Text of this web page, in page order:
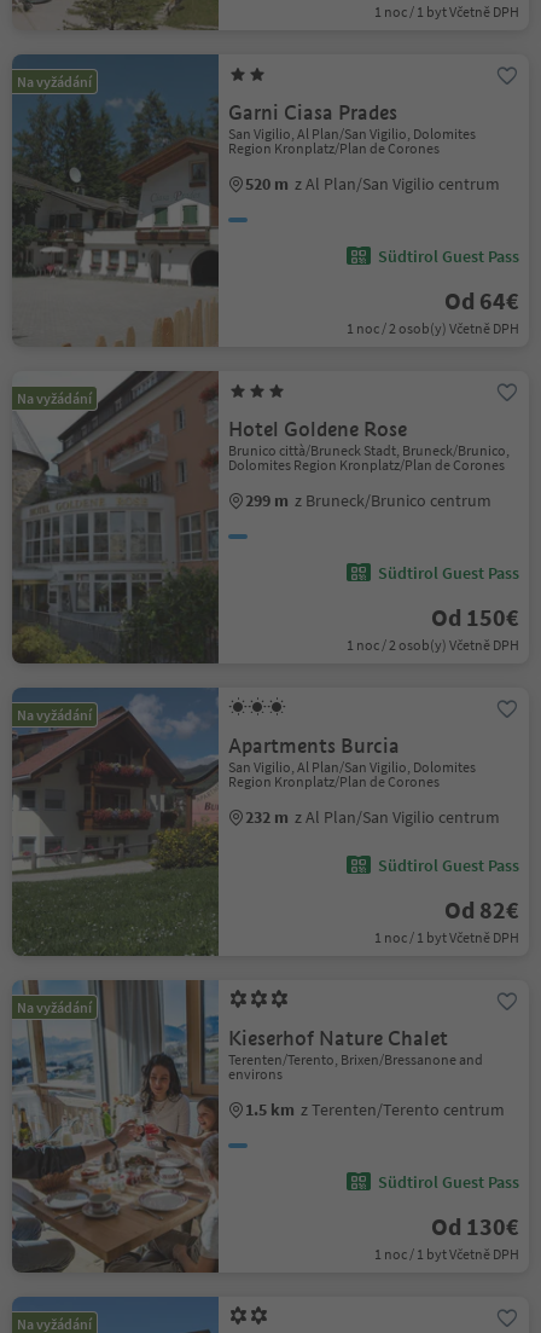
1 noc / 1 byt Včetně DPH
Na vyžádání
Garni Ciasa Prades
San Vigilio, Al Plan/San Vigilio, Dolomites
Region Kronplatz/Plan de Corones
520 m z Al Plan/San Vigilio centrum
Südtirol Guest Pass
Od 64€
1 noc / 2 osob(y) Včetně DPH
Na vyžádání
Hotel Goldene Rose
Brunico città/Bruneck Stadt, Bruneck/Brunico,
Dolomites Region Kronplatz/Plan de Corones
299 m z Bruneck/Brunico centrum
Südtirol Guest Pass
Od 150€
1 noc / 2 osob(y) Včetně DPH
Na vyžádání
Apartments Burcia
San Vigilio, Al Plan/San Vigilio, Dolomites
Region Kronplatz/Plan de Corones
232 m z Al Plan/San Vigilio centrum
Südtirol Guest Pass
Od 82€
1 noc / 1 byt Včetně DPH
Na vyžádání
Kieserhof Nature Chalet
Terenten/Terento, Brixen/Bressanone and
environs
1.5 km z Terenten/Terento centrum
Südtirol Guest Pass
Od 130€
1 noc / 1 byt Včetně DPH
Na vyžádání